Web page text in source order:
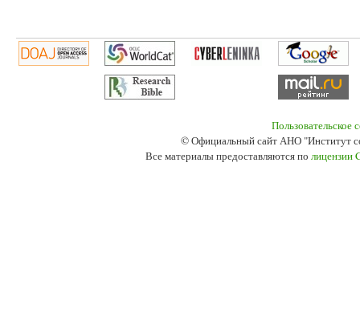
Пользовательское
© Официальный сайт АНО "Институт
Все материалы предоставляются по лицензии